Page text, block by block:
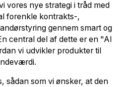
vores nye strategi i tråd med
forenkle kontrakts-,
gennem smart og
central del af dette er en "AI
vi udvikler produkter til
sådan som vi ønsker, at den